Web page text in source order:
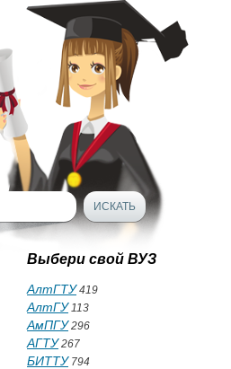
Выбери свой ВУЗ
АлтГТУ419
АлтГУ113
АмПГУ296
АГТУ267
БИТТУ794